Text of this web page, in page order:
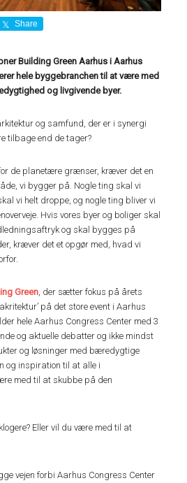
Share
Building Green Aarhus i Aarhus
hele byggebranchen til at være med
og livgivende byer.
og samfund, der er i synergi
tilbage end de tager?
de planetære grænser, kræver det en
vi bygger på. Nogle ting skal vi
vi helt droppe, og nogle ting bliver vi
Hvis vores byer og boliger skal
og skal bygges på
kræver det et opgør med, hvad vi
Green , der sætter fokus på årets
på det store event i Aarhus
hele Aarhus Congress Center med 3
og aktuelle debatter og ikke mindst
og løsninger med bæredygtige
og inspiration til at alle i
med til at skubbe på den
Eller vil du være med til at
vejen forbi Aarhus Congress Center